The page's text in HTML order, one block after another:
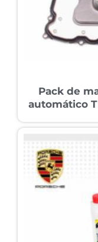
Pack de
automático